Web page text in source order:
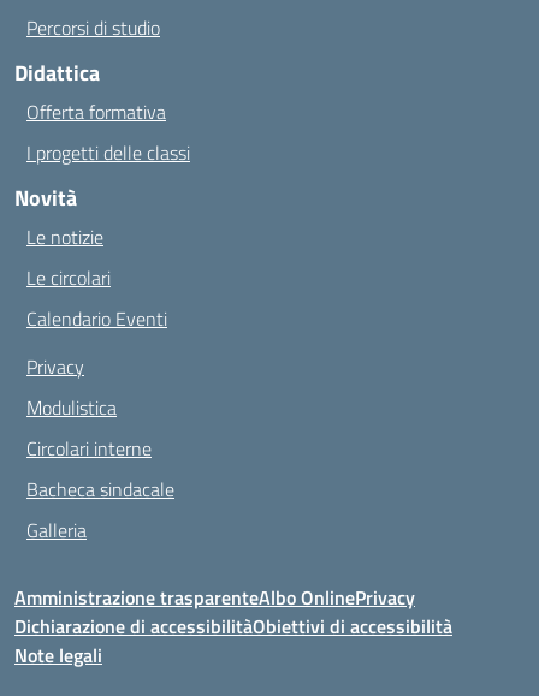
Percorsi di studio
Didattica
Offerta formativa
I progetti delle classi
Novità
Le notizie
Le circolari
Calendario Eventi
Privacy
Modulistica
Circolari interne
Bacheca sindacale
Galleria
Amministrazione trasparenteAlbo OnlinePrivacy
Dichiarazione di accessibilitàObiettivi di accessibilità
Note legali